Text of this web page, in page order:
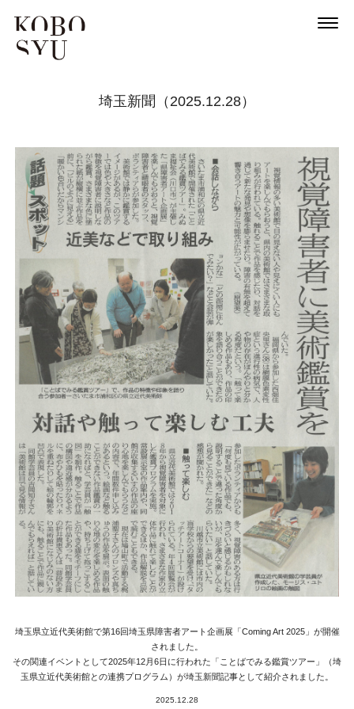
News
About
Artists
Exhibitions
Projects
Goods
Media
Access
Link
Facebook
Instagram
Youtube
online-shop
art center syu
南関東・甲信障害者
アートサポートセンター
社会福祉法人みぬま福祉会
埼玉新聞（2025.12.28）
埼玉県立近代美術館で第16回埼玉県障害者アート企画展「Coming Art 2025」が開催
されました。
その関連イベントとして2025年12月6日に行われた「ことばでみる鑑賞ツアー」（埼
玉県立近代美術館との連携プログラム）が埼玉新聞記事として紹介されました。
2025.12.28